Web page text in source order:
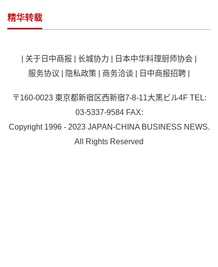
精华转载
关于日中商报 长城协力 日本中华料理厨师协会
服务协议
隐私政策 商务洽谈 日中商报招聘
〒160-0023 東京都新宿区西新宿7-8-11大黒ビル4F TEL:
03-5337-9584 FAX:
Copyright 1996 - 2023 JAPAN-CHINA BUSINESS NEWS.
All Rights Reserved